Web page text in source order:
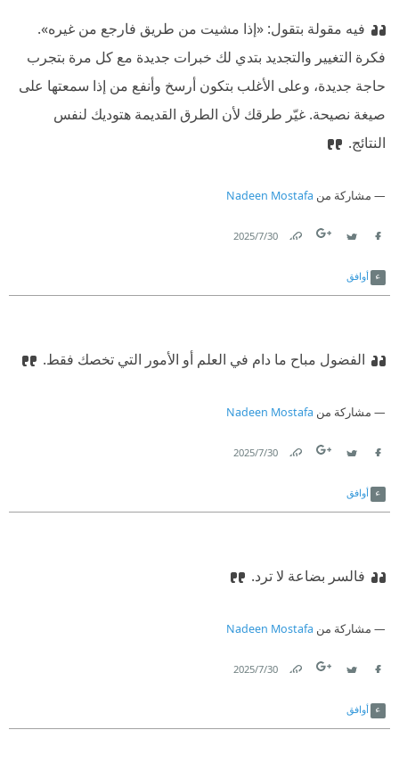
فيه مقولة بتقول: «إذا مشيت من طريق فارجع من غيره».
فكرة التغيير والتجديد بتدي لك خبرات جديدة مع كل مرة بتجرب
حاجة جديدة، وعلى الأغلب بتكون أرسخ وأنفع من إذا سمعتها على
صيغة نصيحة. غيّر طرقك لأن الطرق القديمة هتوديك لنفس
النتائج.
مشاركة من Nadeen Mostafa
30‏/7‏/2025
أوافق
الفضول مباح ما دام في العلم أو الأمور التي تخصك فقط.
مشاركة من Nadeen Mostafa
30‏/7‏/2025
أوافق
فالسر بضاعة لا ترد.
مشاركة من Nadeen Mostafa
30‏/7‏/2025
أوافق